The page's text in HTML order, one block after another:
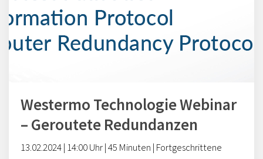
Westermo Technologie Webinar
– Geroutete Redundanzen
13.02.2024| 14:00Uhr | 45 Minuten | Fortgeschrittene